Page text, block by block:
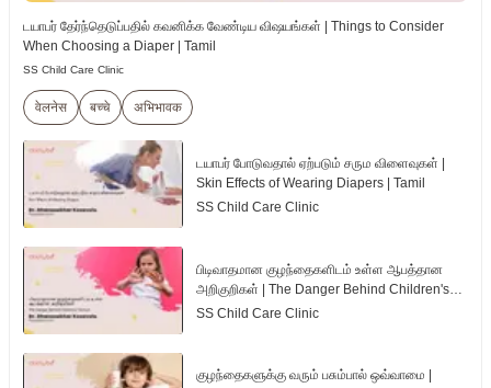
டயாபர் தேர்ந்தெடுப்பதில் கவனிக்க வேண்டிய விஷயங்கள் | Things to Consider
When Choosing a Diaper | Tamil
SS Child Care Clinic
वेलनेस बच्चे अभिभावक
டயாபர் போடுவதால் ஏற்படும் சரும விளைவுகள் |
Skin Effects of Wearing Diapers | Tamil
SS Child Care Clinic
பிடிவாதமான குழந்தைகளிடம் உள்ள ஆபத்தான
அறிகுறிகள் | The Danger Behind Children's
Tantrum | Tamil
SS Child Care Clinic
குழந்தைகளுக்கு வரும் பசும்பால் ஒவ்வாமை |